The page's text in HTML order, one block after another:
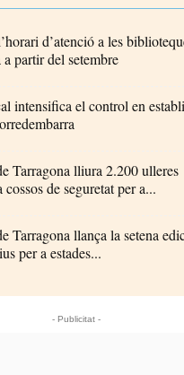
d’atenció a les
partir del setembre
intensifica el control en
Tarragona lliura 2.200 ulleres
de seguretat per a...
Tarragona llança la setena
per a estades...
- Publicitat -